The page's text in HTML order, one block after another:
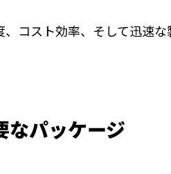
、コスト効率、そして迅速
なパッケージ